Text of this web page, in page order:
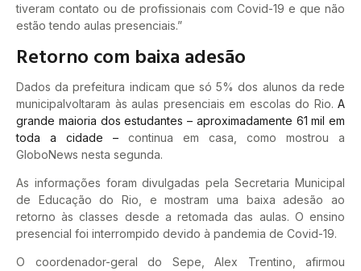
tiveram contato ou de profissionais com Covid-19 e que não
estão tendo aulas presenciais.”
Retorno com baixa adesão
Dados da prefeitura indicam que só 5% dos alunos da rede
municipalvoltaram às aulas presenciais em escolas do Rio. A
grande maioria dos estudantes – aproximadamente 61 mil em
toda a cidade – continua em casa, como mostrou a
GloboNews nesta segunda.
As informações foram divulgadas pela Secretaria Municipal
de Educação do Rio, e mostram uma baixa adesão ao
retorno às classes desde a retomada das aulas. O ensino
presencial foi interrompido devido à pandemia de Covid-19.
O coordenador-geral do Sepe, Alex Trentino, afirmou